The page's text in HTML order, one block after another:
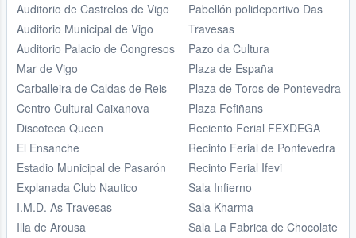
Auditorio de Castrelos de Vigo
Auditorio Municipal de Vigo
Auditorio Palacio de Congresos
Mar de Vigo
Carballeira de Caldas de Reis
Centro Cultural Caixanova
Discoteca Queen
El Ensanche
Estadio Municipal de Pasarón
Explanada Club Nautico
I.M.D. As Travesas
Illa de Arousa
Pabellón polideportivo Das
Travesas
Pazo da Cultura
Plaza de España
Plaza de Toros de Pontevedra
Plaza Fefiñans
Reciento Ferial FEXDEGA
Recinto Ferial de Pontevedra
Recinto Ferial Ifevi
Sala Infierno
Sala Kharma
Sala La Fabrica de Chocolate